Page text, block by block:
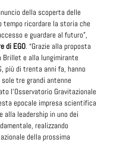
della scoperta delle
ricordare la storia che
e guardare al futuro”,
di EGO. “Grazie alla proposta
Brillet e alla lungimirante
più di trenta anni fa, hanno
tre grandi antenne
l’Osservatorio Gravitazionale
epocale impresa scientifica
alla leadership in uno dei
realizzando
della prossima